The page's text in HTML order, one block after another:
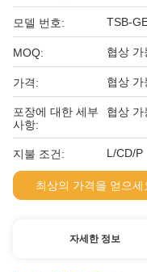
모델 번호: TSB-
MOQ: 협상 가
가격: 협상 가
포장에 대한 세부
사항:
협상 가
지불 조건: L/CD/P
최상의 가격을 얻으세
자세한 정보